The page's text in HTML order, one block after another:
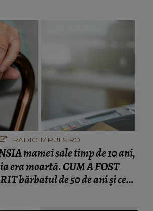
RADIOIMPULS.RO
mamei sale timp de 10 ani,
era moartă. CUM A FOST
bărbatul de 50 de ani și ce